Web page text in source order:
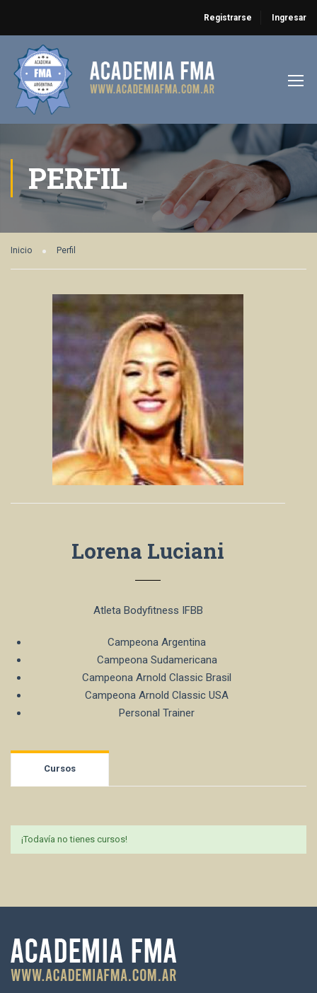
Registrarse Ingresar
PERFIL
Inicio Perfil
Lorena Luciani
Atleta Bodyfitness IFBB
Campeona Argentina
Campeona Sudamericana
Campeona Arnold Classic Brasil
Campeona Arnold Classic USA
Personal Trainer
Cursos
¡Todavía no tienes cursos!